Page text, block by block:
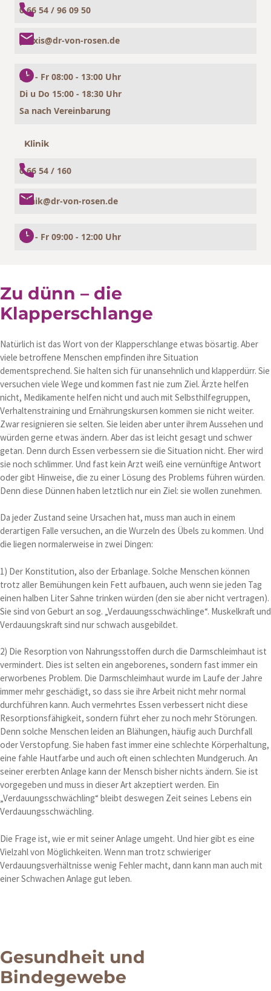
0 66 54 / 96 09 50
praxis@dr-von-rosen.de
Mo - Fr 08:00 - 13:00 Uhr
Di u Do 15:00 - 18:30 Uhr
Sa nach Vereinbarung
Klinik
0 66 54 / 160
klinik@dr-von-rosen.de
Mo - Fr 09:00 - 12:00 Uhr
Zu dünn – die
Klapperschlange
Natürlich ist das Wort von der Klapperschlange etwas bösartig. Aber
viele betroffene Menschen empfinden ihre Situation
dementsprechend. Sie halten sich für unansehnlich und klapperdürr. Sie
versuchen viele Wege und kommen fast nie zum Ziel. Ärzte helfen
nicht, Medikamente helfen nicht und auch mit Selbsthilfegruppen,
Verhaltenstraining und Ernährungskursen kommen sie nicht weiter.
Zwar resignieren sie selten. Sie leiden aber unter ihrem Aussehen und
würden gerne etwas ändern. Aber das ist leicht gesagt und schwer
getan. Denn durch Essen verbessern sie die Situation nicht. Eher wird
sie noch schlimmer. Und fast kein Arzt weiß eine vernünftige Antwort
oder gibt Hinweise, die zu einer Lösung des Problems führen würden.
Denn diese Dünnen haben letztlich nur ein Ziel: sie wollen zunehmen.
Da jeder Zustand seine Ursachen hat, muss man auch in einem
derartigen Falle versuchen, an die Wurzeln des Übels zu kommen. Und
die liegen normalerweise in zwei Dingen:
1) Der Konstitution, also der Erbanlage. Solche Menschen können
trotz aller Bemühungen kein Fett aufbauen, auch wenn sie jeden Tag
einen halben Liter Sahne trinken würden (den sie aber nicht vertragen).
Sie sind von Geburt an sog. „Verdauungsschwächlinge“. Muskelkraft und
Verdauungskraft sind nur schwach ausgebildet.
2) Die Resorption von Nahrungsstoffen durch die Darmschleimhaut ist
vermindert. Dies ist selten ein angeborenes, sondern fast immer ein
erworbenes Problem. Die Darmschleimhaut wurde im Laufe der Jahre
immer mehr geschädigt, so dass sie ihre Arbeit nicht mehr normal
durchführen kann. Auch vermehrtes Essen verbessert nicht diese
Resorptionsfähigkeit, sondern führt eher zu noch mehr Störungen.
Denn solche Menschen leiden an Blähungen, häufig auch Durchfall
oder Verstopfung. Sie haben fast immer eine schlechte Körperhaltung,
eine fahle Hautfarbe und auch oft einen schlechten Mundgeruch. An
seiner ererbten Anlage kann der Mensch bisher nichts ändern. Sie ist
vorgegeben und muss in dieser Art akzeptiert werden. Ein
„Verdauungsschwächling“ bleibt deswegen Zeit seines Lebens ein
Verdauungsschwächling.
Die Frage ist, wie er mit seiner Anlage umgeht. Und hier gibt es eine
Vielzahl von Möglichkeiten. Wenn man trotz schwieriger
Verdauungsverhältnisse wenig Fehler macht, dann kann man auch mit
einer Schwachen Anlage gut leben.
Gesundheit und
Bindegewebe